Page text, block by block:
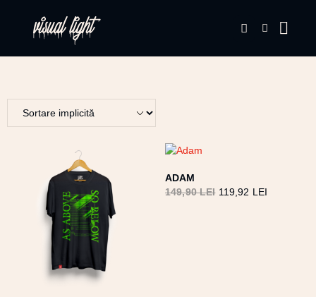
ADAM
149,90LEI 119,92 LEI